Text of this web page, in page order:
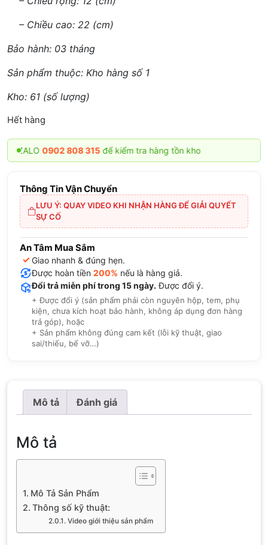
– Chiều cao: 22 (cm)
Bảo hành: 03 tháng
Sản phẩm thuộc: Kho hàng số 1
Kho: 61 (số lượng)
Hết hàng
0902 808 315để kiểm tra hàng tồn kho
Thông Tin Vận Chuyển
LƯU Ý: QUAY VIDEO KHI NHẬN HÀNG ĐỂ GIẢI QUYẾT
SỰ CỐ
An Tâm Mua Sắm
✓ Giao nhanh & đúng hẹn.
Được hoàn tiền 200% nếu là hàng giả.
Đổi trả miễn phí trong 15 ngày. Được đổi ý.
+ Được đổi ý (sản phẩm phải còn nguyên hộp, tem, phụ
kiện, chưa kích hoạt bảo hành, không áp dụng đơn hàng
trả góp), hoặc
+ Sản phẩm không đúng cam kết (lỗi kỹ thuật, giao
sai/thiếu, bể vỡ…)
Mô tả Đánh giá
Mô tả
Mô Tả Sản Phẩm
Thông số kỹ thuật:
Video giới thiệu sản phẩm